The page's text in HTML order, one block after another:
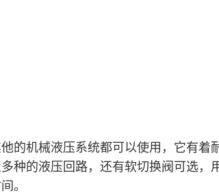
的机械液压系统都可以使用，它有着
种的液压回路，还有软切换阀可选，
。